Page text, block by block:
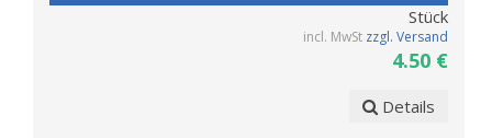
Stück
incl. MwSt zzgl. Versand
4.50 €
Details